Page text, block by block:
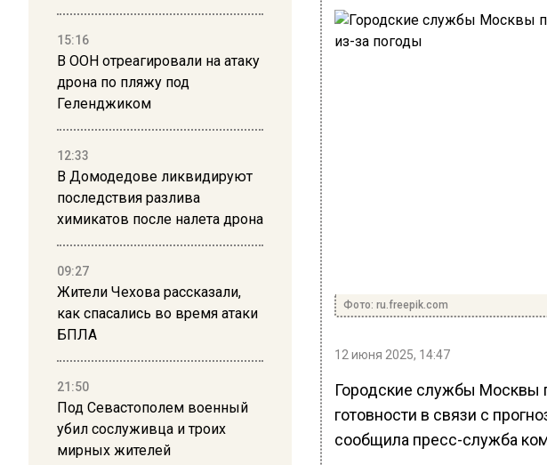
15:16
В ООН отреагировали на атаку
дрона по пляжу под
Геленджиком
12:33
В Домодедове ликвидируют
последствия разлива
химикатов после налета дрона
09:27
Жители Чехова рассказали,
как спасались во время атаки
БПЛА
21:50
Под Севастополем военный
убил сослуживца и троих
мирных жителей
Фото: ru.freepik.com
12 июня 2025, 14:47
Городские службы
готовности в связи с
сообщила пресс-служба